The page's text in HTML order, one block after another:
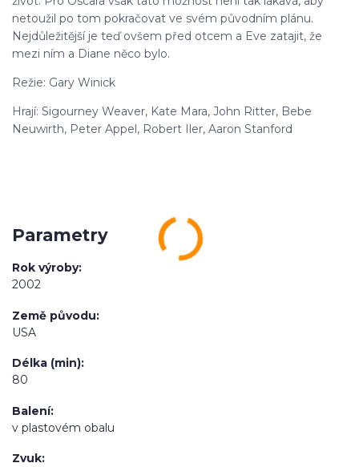
netoužil po tom pokračovat ve svém původním plánu.
Nejdůležitější je teď ovšem před otcem a Eve zatajit, že
mezi ním a Diane něco bylo.
Režie: Gary Winick
Hrají: Sigourney Weaver, Kate Mara, John Ritter, Bebe
Neuwirth, Peter Appel, Robert Iler, Aaron Stanford
Parametry
Rok výroby
2002
Země původu
USA
Délka (min)
80
Balení
v plastovém obalu
Zvuk